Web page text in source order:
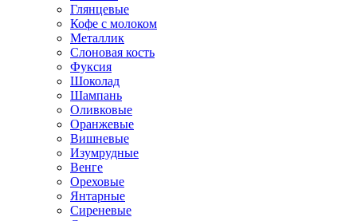
Глянцевые
Кофе с молоком
Металлик
Слоновая кость
Фуксия
Шоколад
Шампань
Оливковые
Оранжевые
Вишневые
Изумрудные
Венге
Ореховые
Янтарные
Сиреневые